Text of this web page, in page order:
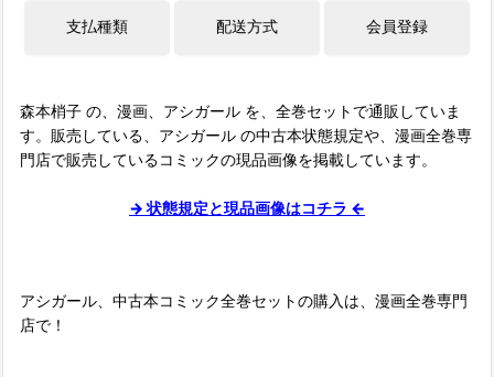
森本梢子 の、漫画、アシガール を、全巻セットで通販していま
す。販売している、アシガール の中古本状態規定や、漫画全巻専
門店で販売しているコミックの現品画像を掲載しています。
→ 状態規定と現品画像はコチラ ←
アシガール、中古本コミック全巻セットの購入は、漫画全巻専門
店で！